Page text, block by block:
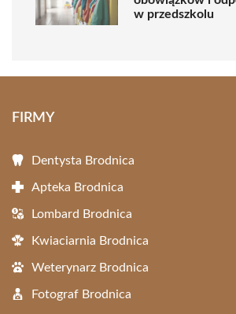
w przedszkolu
FIRMY
Dentysta Brodnica
Apteka Brodnica
Lombard Brodnica
Kwiaciarnia Brodnica
Weterynarz Brodnica
Fotograf Brodnica